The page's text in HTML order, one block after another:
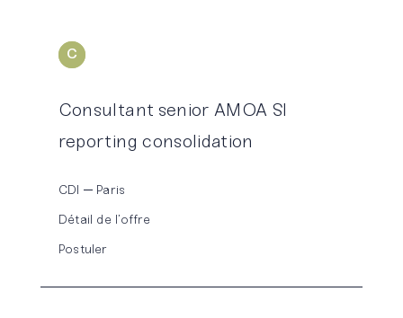
C ONSOLIDATION
Consultant senior AMOA SI
reporting consolidation
CDI Paris
Détail de l’offre
Postuler